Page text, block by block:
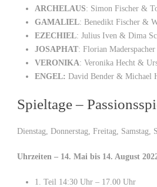
ARCHELAUS: Simon Fischer &
GAMALIEL: Benedikt Fischer &
EZECHIEL: Julius Iven & Dima
JOSAPHAT: Florian
VERONIKA: Veronika Hecht &
ENGEL: David Bender & Michael
Spieltage –
Dienstag, Donnerstag, Freitag, Samstag,
Uhrzeiten – 14. Mai bis 14. August
1. Teil 14:30 Uhr – 17.00 Uhr